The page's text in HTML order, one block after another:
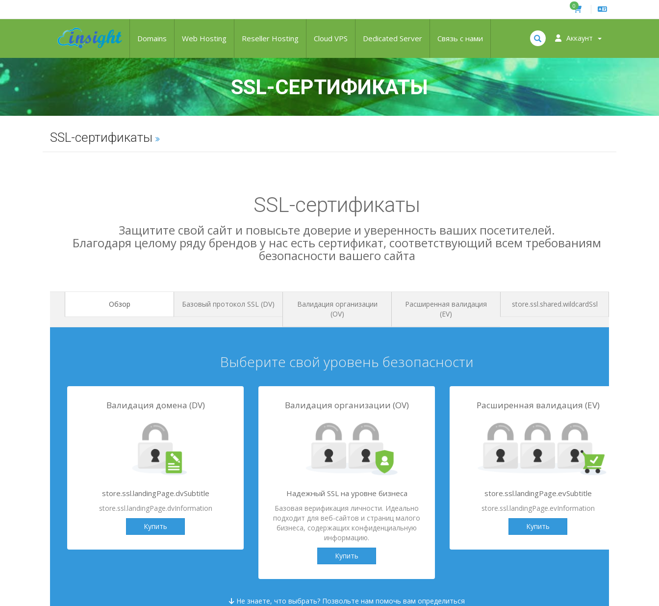
0
Аккаунт
Domains Web Hosting Reseller Hosting Cloud VPS Dedicated Server Связь с нами
SSL-СЕРТИФИКАТЫ
SSL-сертификаты
SSL-сертификаты
Защитите свой сайт и повысьте доверие и уверенность ваших посетителей.
Благодаря целому ряду брендов у нас есть сертификат, соответствующий всем требованиям
безопасности вашего сайта
Обзор Базовый протокол SSL (DV)
Валидация организации
(OV)
Расширенная валидация
(EV)
store.ssl.shared.wildcardSsl
Выберите свой уровень безопасности
Валидация домена (DV)
store.ssl.landingPage.dvSubtitle
store.ssl.landingPage.dvInformation
Купить
Валидация организации (OV)
Надежный SSL на уровне бизнеса
Базовая верификация личности. Идеально
подходит для веб-сайтов и страниц малого
бизнеса, содержащих конфиденциальную
информацию.
Купить
Расширенная валидация (EV)
store.ssl.landingPage.evSubtitle
store.ssl.landingPage.evInformation
Купить
Не знаете, что выбрать? Позвольте нам помочь вам определиться